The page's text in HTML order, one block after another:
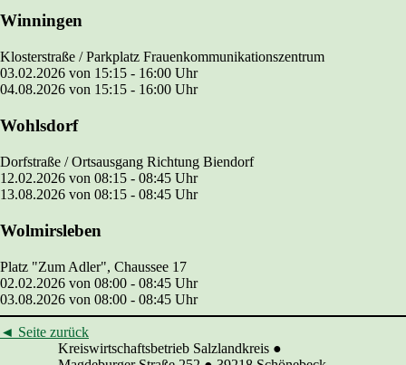
Winningen
Klosterstraße / Parkplatz Frauenkommunikationszentrum
03.02.2026 von 15:15 - 16:00 Uhr
04.08.2026 von 15:15 - 16:00 Uhr
Wohlsdorf
Dorfstraße / Ortsausgang Richtung Biendorf
12.02.2026 von 08:15 - 08:45 Uhr
13.08.2026 von 08:15 - 08:45 Uhr
Wolmirsleben
Platz "Zum Adler", Chaussee 17
02.02.2026 von 08:00 - 08:45 Uhr
03.08.2026 von 08:00 - 08:45 Uhr
◄ Seite zurück
Kreiswirtschaftsbetrieb Salzlandkreis ●